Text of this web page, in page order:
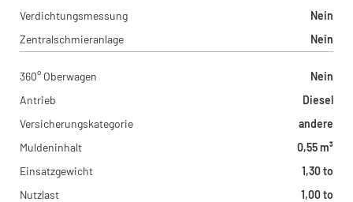
Verdichtungsmessung
Nein
Zentralschmieranlage
Nein
360° Oberwagen
Nein
Antrieb
Diesel
Versicherungskategorie
andere
Muldeninhalt
0,55 m³
Einsatzgewicht
1,30 to
Nutzlast
1,00 to